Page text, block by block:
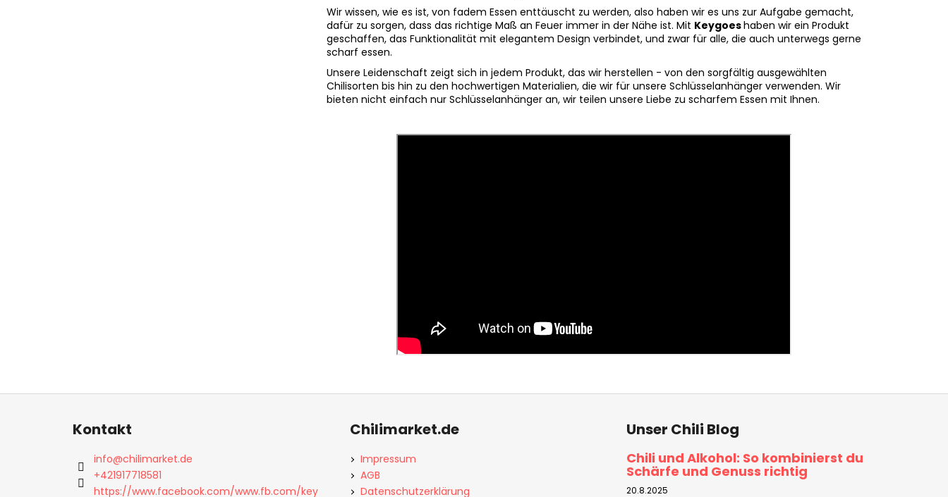
Wir wissen, wie es ist, von fadem Essen enttäuscht zu werden, also haben wir es uns zur Aufgabe gemacht,
dafür zu sorgen, dass das richtige Maß an Feuer immer in der Nähe ist. Mit Keygoeshaben wir ein Produkt
geschaffen, das Funktionalität mit elegantem Design verbindet, und zwar für alle, die auch unterwegs gerne
scharf essen.
Unsere Leidenschaft zeigt sich in jedem Produkt, das wir herstellen - von den sorgfältig ausgewählten
Chilisorten bis hin zu den hochwertigen Materialien, die wir für unsere Schlüsselanhänger verwenden. Wir
bieten nicht einfach nur Schlüsselanhänger an, wir teilen unsere Liebe zu scharfem Essen mit Ihnen.
Kontakt
info@chilimarket.de
+421917718581
https://www.facebook.com/www.fb.com/key
Chilimarket.de
Impressum
AGB
Datenschutzerklärung
Unser Chili Blog
Chili und Alkohol: So kombinierst du
Schärfe und Genuss richtig
20.8.2025